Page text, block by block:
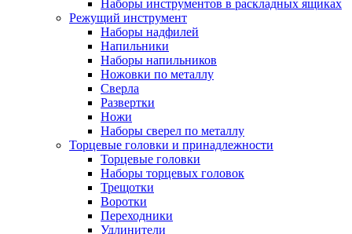
Наборы инструментов в раскладных ящиках
Режущий инструмент
Наборы надфилей
Напильники
Наборы напильников
Ножовки по металлу
Сверла
Развертки
Ножи
Наборы сверел по металлу
Торцевые головки и принадлежности
Торцевые головки
Наборы торцевых головок
Трещотки
Воротки
Переходники
Удлинители